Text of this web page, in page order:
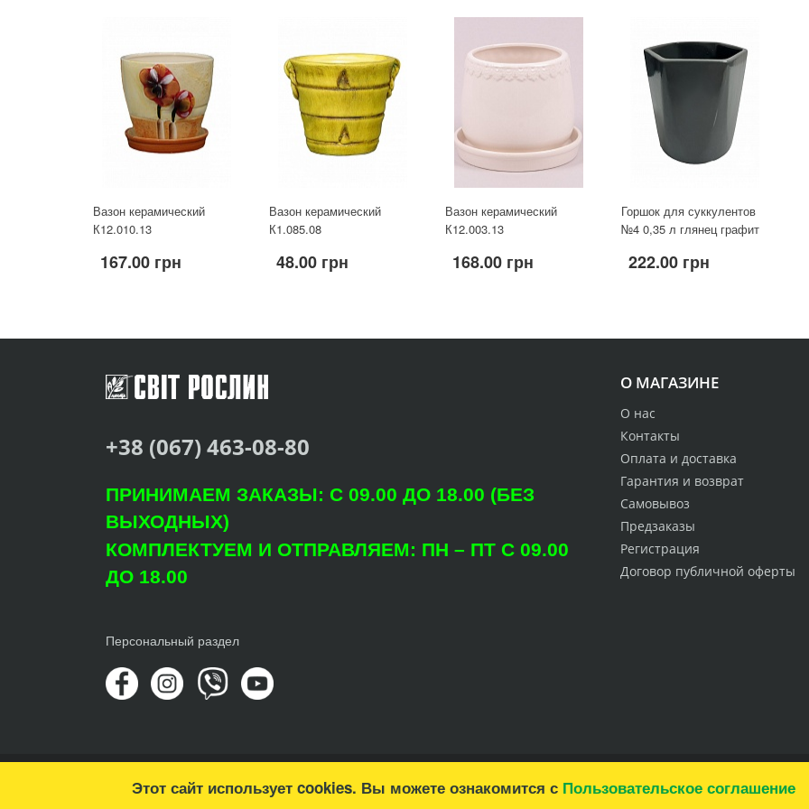
Вазон керамический
К12.010.13
167.00 грн
Вазон керамический
К1.085.08
48.00 грн
Вазон керамический
К12.003.13
168.00 грн
Горшок для суккулентов
№4 0,35 л глянец графит
222.00 грн
О МАГАЗИНЕ
О нас
Контакты
Оплата и доставка
Гарантия и возврат
Самовывоз
Предзаказы
Регистрация
Договор публичной оферты
+38 (067) 463-08-80
ПРИНИМАЕМ ЗАКАЗЫ: С 09.00 ДО 18.00 (БЕЗ
ВЫХОДНЫХ)
КОМПЛЕКТУЕМ И ОТПРАВЛЯЕМ: ПН – ПТ С 09.00
ДО 18.00
Персональный раздел
© Copyright 2022 Агроцентр "Світ Рослин"
Этот сайт использует cookies. Вы можете ознакомится с Пользовательское соглашение